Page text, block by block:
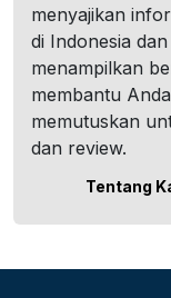
menyajikan
di Indonesia
menampilkan
membantu
memutuskan
dan review.
Tentang